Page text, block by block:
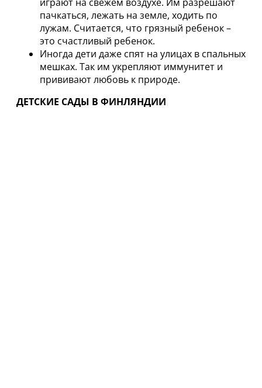
пачкаться, лежать на земле, ходить по
лужам. Считается, что грязный ребенок –
это счастливый ребенок.
Иногда дети даже спят на улицах в спальных
мешках. Так им укрепляют иммунитет и
прививают любовь к природе.
ДЕТСКИЕ САДЫ В ФИНЛЯНДИИ